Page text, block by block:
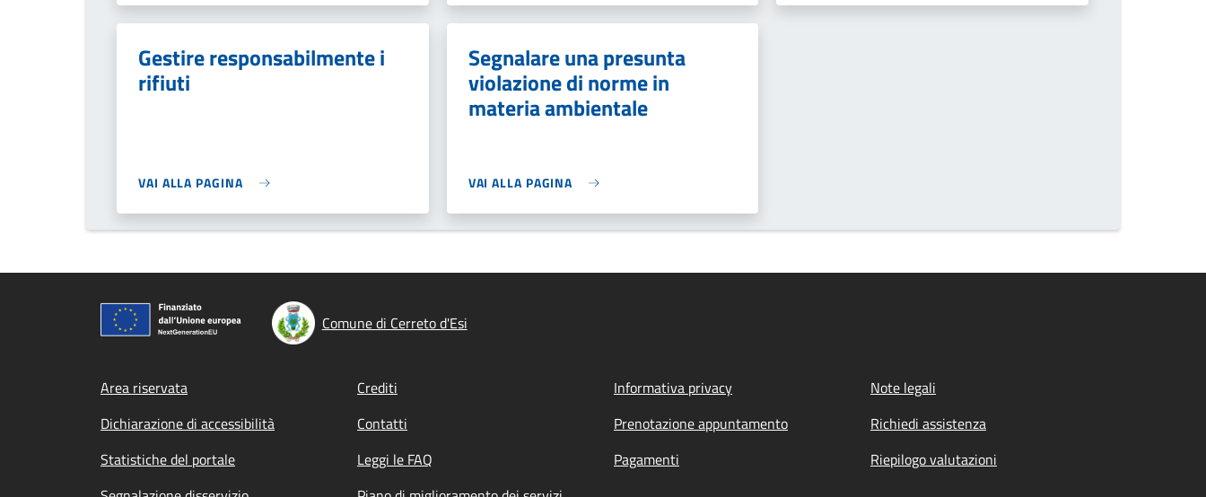
Gestire responsabilmente i
rifiuti
VAI ALLA PAGINA
Segnalare una presunta
violazione di norme in
materia ambientale
VAI ALLA PAGINA
Comune di Cerreto d'Esi
Footer menu
Area riservata Crediti Informativa privacy
Note legali
Dichiarazione di accessibilità
Contatti Prenotazione appuntamento
Richiedi assistenza
Statistiche del portale
Leggi le FAQ Pagamenti
Riepilogo valutazioni